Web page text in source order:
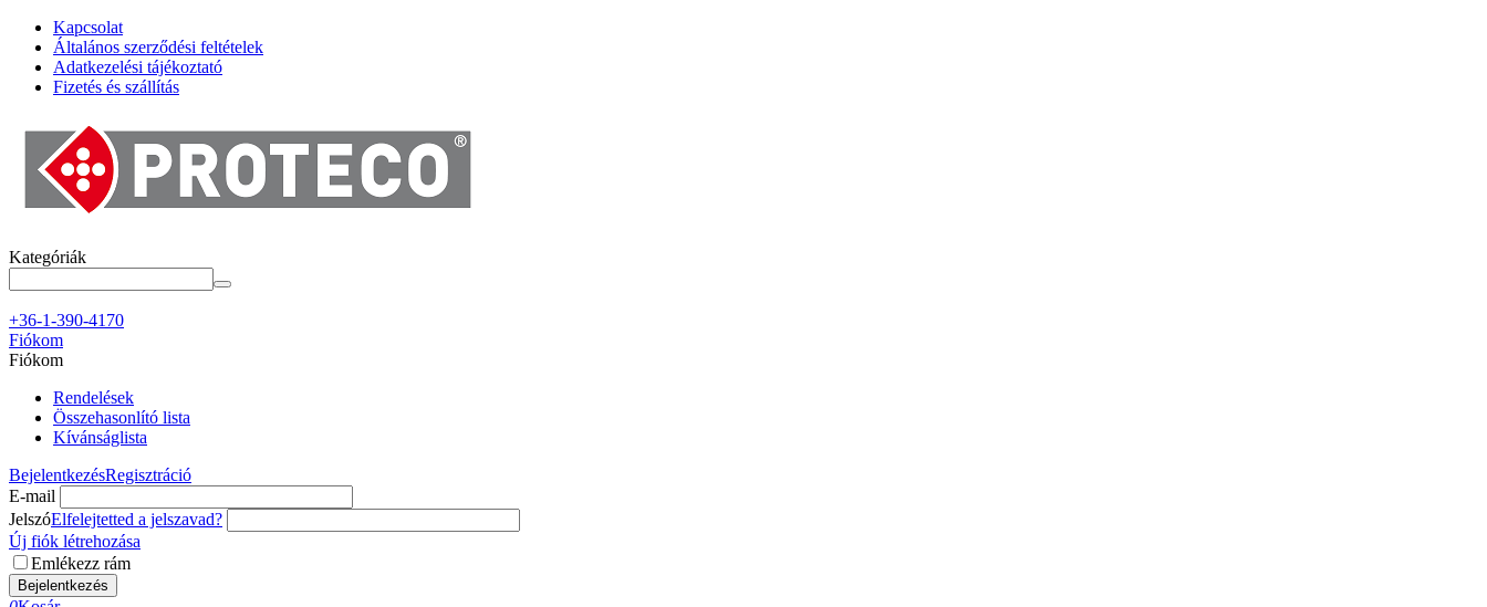
Kapcsolat
Általános szerződési feltételek
Adatkezelési tájékoztató
Fizetés és szállítás
Kategóriák
+36-1-390-4170
Fiókom
Fiókom
Rendelések
Összehasonlító lista
Kívánságlista
BejelentkezésRegisztráció
E-mail
JelszóElfelejtetted a jelszavad?
Új fiók létrehozása
Emlékezz rám
Bejelentkezés